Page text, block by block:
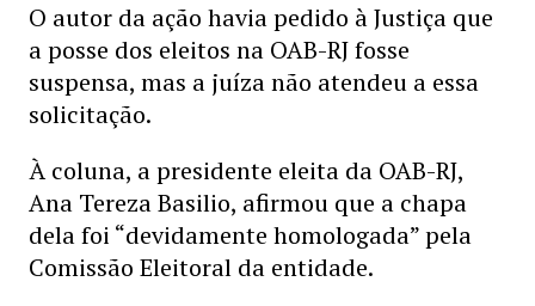
O autor da ação havia pedido à Justiça que
a posse dos eleitos na OAB-RJ fosse
suspensa, mas a juíza não atendeu a essa
solicitação.
À coluna, a presidente eleita da OAB-RJ,
Ana Tereza Basilio, afirmou que a chapa
dela foi “devidamente homologada” pela
Comissão Eleitoral da entidade.